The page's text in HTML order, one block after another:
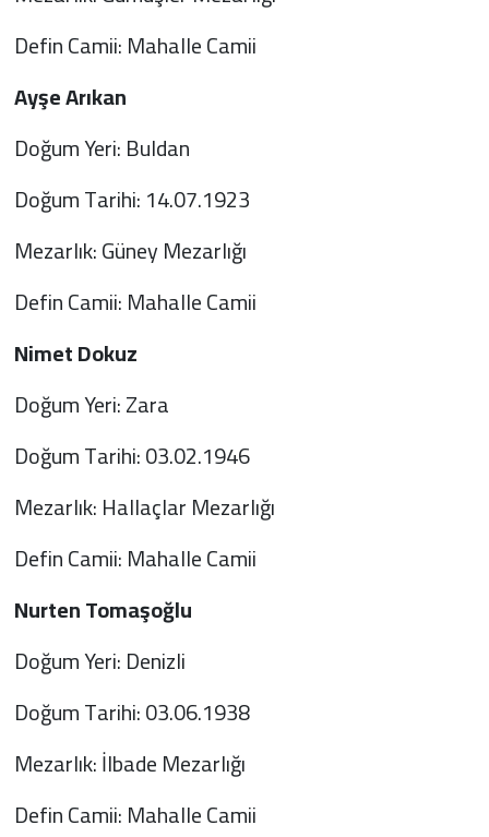
Defin Camii: Mahalle Camii
Ayşe Arıkan
Doğum Yeri: Buldan
Doğum Tarihi: 14.07.1923
Mezarlık: Güney Mezarlığı
Defin Camii: Mahalle Camii
Nimet Dokuz
Doğum Yeri: Zara
Doğum Tarihi: 03.02.1946
Mezarlık: Hallaçlar Mezarlığı
Defin Camii: Mahalle Camii
Nurten Tomaşoğlu
Doğum Yeri: Denizli
Doğum Tarihi: 03.06.1938
Mezarlık: İlbade Mezarlığı
Defin Camii: Mahalle Camii